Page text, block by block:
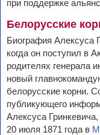
при поддержке
Белорусские
Биография Алексуса
когда он поступил
родителях генерала
новый
белорусские корни.
публикующего
Алексуса
20 июля 1871 года в